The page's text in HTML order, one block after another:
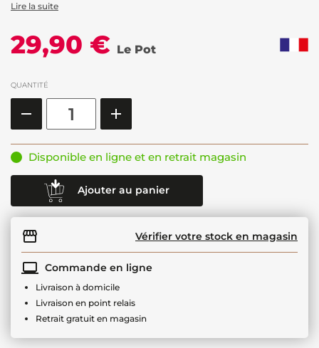
Lire la suite
29,90 € Le Pot
QUANTITÉ
Disponible en ligne et en retrait magasin
Ajouter au panier
Vérifier votre stock en magasin
Commande en ligne
Livraison à domicile
Livraison en point relais
Retrait gratuit en magasin